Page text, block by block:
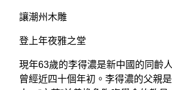
讓潮州木雕
登上年夜雅之堂
現年63歲的李得濃是新中國的同齡
曾經近四十個年初。李得濃的父親